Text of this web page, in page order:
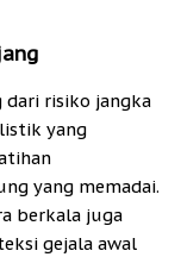
dari risiko jangka
yang
yang memadai.
berkala juga
gejala awal